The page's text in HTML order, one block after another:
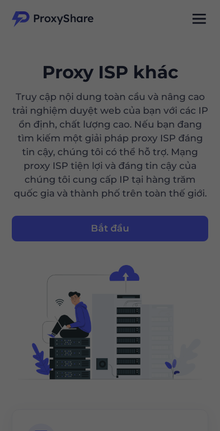
Proxy ISP khác
Truy cập nội dung toàn cầu và nâng cao
trải nghiệm duyệt web của bạn với các IP
ổn định, chất lượng cao. Nếu bạn đang
tìm kiếm một giải pháp proxy ISP đáng
tin cậy, chúng tôi có thể hỗ trợ. Mạng
proxy ISP tiện lợi và đáng tin cậy của
chúng tôi cung cấp IP tại hàng trăm
quốc gia và thành phố trên toàn thế giới.
Bắt đầu